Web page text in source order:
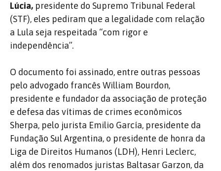
Lúcia, presidente do Supremo Tribunal Federal
(STF), eles pediram que a legalidade com relação
a Lula seja respeitada “com rigor e
independência”.
O documento foi assinado, entre outras pessoas
pelo advogado francês William Bourdon,
presidente e fundador da associação de proteção
e defesa das vítimas de crimes econômicos
Sherpa, pelo jurista Emilio García, presidente da
Fundação Sul Argentina, o presidente de honra da
Liga de Direitos Humanos (LDH), Henri Leclerc,
além dos renomados juristas Baltasar Garzon, da